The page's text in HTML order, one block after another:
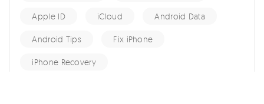
Apple ID iCloud Android Data
Android Tips Fix iPhone
iPhone Recovery